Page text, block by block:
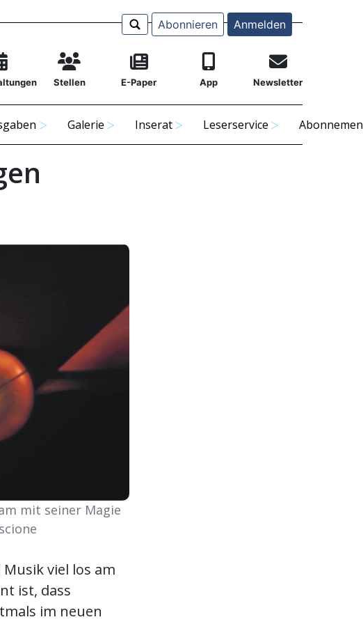
Abonnieren Anmelden
Stellen E-Paper App Newsletter
Galerie Inserat Leserservice
mit seiner Magie
viel los am
ist, dass
im neuen